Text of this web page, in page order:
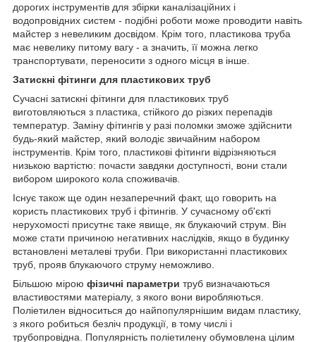
дорогих інструментів для збірки каналізаційних і
водопровідних систем - подібні роботи може проводити навіть
майстер з невеликим досвідом. Крім того, пластикова труба
має невелику питому вагу - а значить, її можна легко
транспортувати, переносити з одного місця в інше.
Затискні фітинги для пластикових труб
Сучасні затискні фітинги для пластикових труб
виготовляються з пластика, стійкого до різких перепадів
температур. Заміну фітингів у разі поломки зможе здійснити
будь-який майстер, який володіє звичайним набором
інструментів. Крім того, пластикові фітинги відрізняються
низькою вартістю: почасти завдяки доступності, вони стали
вибором широкого кола споживачів.
Існує також ще один незаперечний факт, що говорить на
користь пластикових труб і фітингів. У сучасному об'єкті
нерухомості присутнє таке явище, як блукаючий струм. Він
може стати причиною негативних наслідків, якщо в будинку
встановлені металеві труби. При використанні пластикових
труб, прояв блукаючого струму неможливо.
Більшою мірою фізичні параметри труб визначаються
властивостями матеріалу, з якого вони виробляються.
Поліетилен відноситься до найпопулярнішим видам пластику,
з якого робиться безліч продукції, в тому числі і
трубопровідна. Популярність поліетилену обумовлена цілим